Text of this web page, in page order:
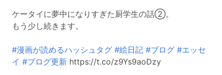
ケータイに夢中になりすぎた厨学生の話②。
もう少し続きます。
#漫画が読めるハッシュタグ #絵日記 #ブログ #エッセ
イ #ブログ更新 https://t.co/z9Ys9aoDzy